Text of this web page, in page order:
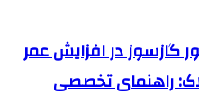
گازسوز در افزایش عمر
راهنمای تخصصی